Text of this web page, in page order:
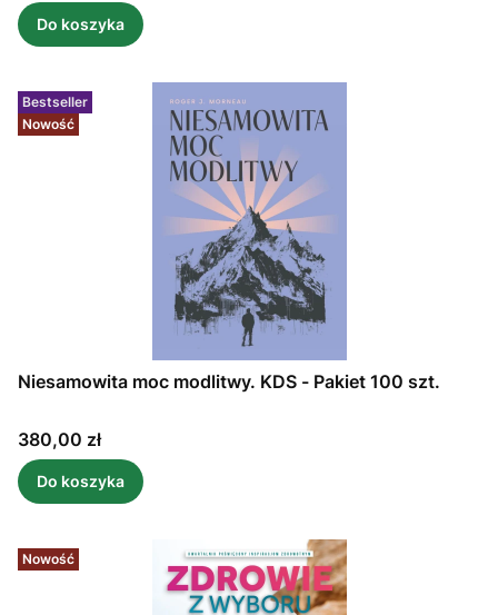
Do koszyka
Bestseller
Nowość
Niesamowita moc modlitwy. KDS - Pakiet 100 szt.
Cena
380,00 zł
Do koszyka
Nowość